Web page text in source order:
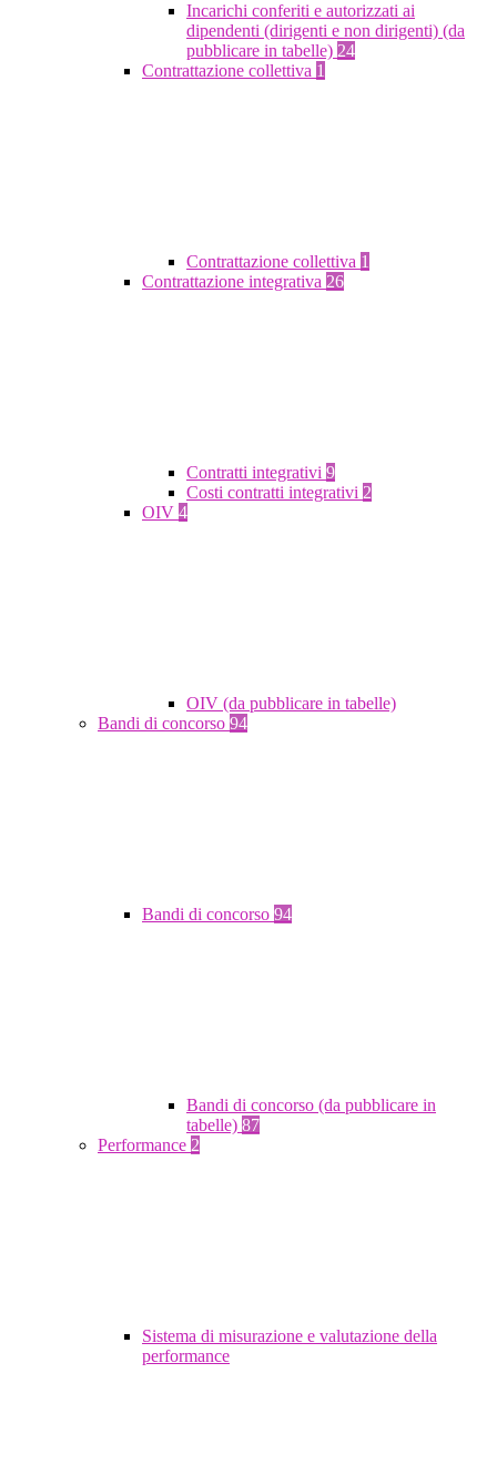
Incarichi conferiti e autorizzati ai
dipendenti (dirigenti e non dirigenti) (da
pubblicare in tabelle) 24
Contrattazione collettiva 1
Contrattazione collettiva 1
Contrattazione integrativa 26
Contratti integrativi 9
Costi contratti integrativi 2
OIV 4
OIV (da pubblicare in tabelle)
Bandi di concorso 94
Bandi di concorso 94
Bandi di concorso (da pubblicare in
tabelle) 87
Performance 2
Sistema di misurazione e valutazione della
performance